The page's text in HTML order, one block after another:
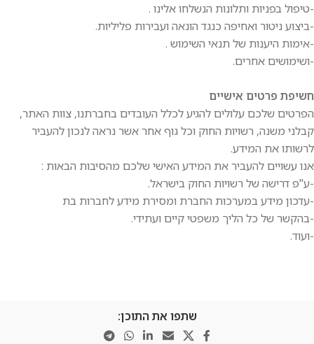
-טיפול בפניות ותלונות הנשלחו אלינו .
-ביצוע ניטור ואחיפה כנגד הונאה ועבירות פליליות.
-אימות היענות של תנאי השימוש .
-ושימושים אחרים.
חשיפת פרטים אישיים
הפרטים שלכם עלולים להגיע לכלל העובדים בחברתנו, צוות האתר,
קבלני משנה, רשויות החוק וכל גוף אחר אשר נראה לנכון להעביר
לרשותו את המידע.
אנו עשויים להעביר את המידע האישי שלכם מהסיבות הבאות :
-ע"פ דרישה של רשויות החוק בישראל.
-עדכון מידע במערכות החברת ומסירת מידע לחברות בת
-בהקשר של כל הליך משפטי קיים ועתידי.
-ועוד.
שתפו את התוכן: